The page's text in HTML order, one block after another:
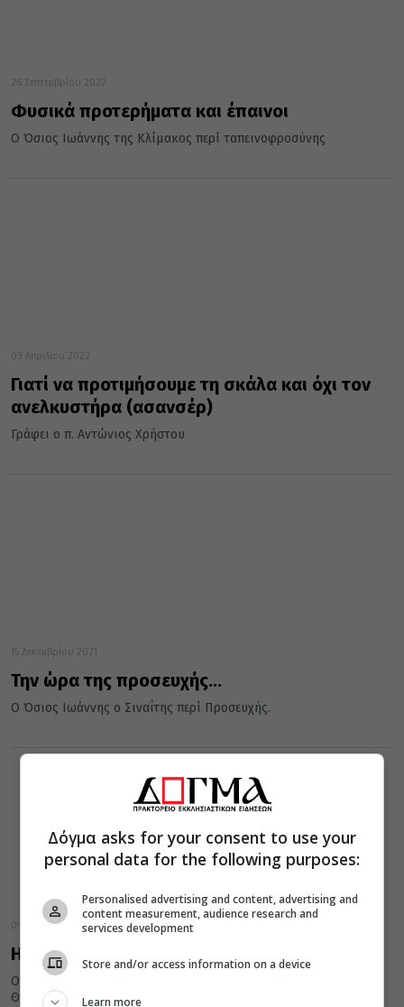
26 Σεπτεμβρίου 2022
Φυσικά προτερήματα και έπαινοι
Ο Όσιος Ιωάννης της Κλίμακος περί ταπεινοφροσύνης
03 Απριλίου 2022
Γιατί να προτιμήσουμε τη σκάλα και όχι τον
ανελκυστήρα (ασανσέρ)
Γράφει ο π. Αντώνιος Χρήστου
15 Δεκεμβρίου 2021
Την ώρα της προσευχής…
Ο Όσιος Ιωάννης ο Σιναΐτης περί Προσευχής.
04 Δεκεμβρίου 2021
Η Πρόνοια του Θεού
Ο Όσιος Ιωάννης ο Σιναΐτης για το Έλεος και την Πρόνοια του
Θεού.
Δόγμα asks for your consent to use your
personal data for the following purposes:
Personalised advertising and content, advertising and
content measurement, audience research and
services development
Store and/or access information on a device
Learn more